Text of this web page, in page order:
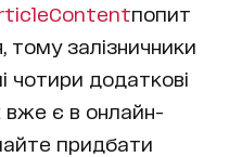
попит
тому залізничники
чотири додаткові
вже є в онлайн-
придбати